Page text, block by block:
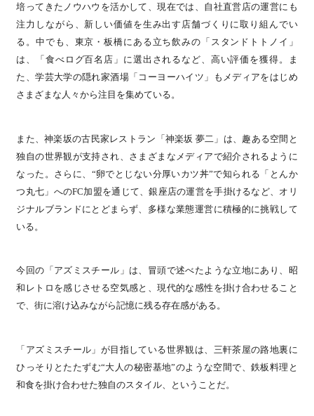
培ってきたノウハウを活かして、現在では、自社直営店の運営にも
注力しながら、新しい価値を生み出す店舗づくりに取り組んでい
る。中でも、東京・板橋にある立ち飲みの「スタンドトトノイ」
は、「食べログ百名店」に選出されるなど、高い評価を獲得。ま
た、学芸大学の隠れ家酒場「コーヨーハイツ」もメディアをはじめ
さまざまな人々から注目を集めている。
また、神楽坂の古民家レストラン「神楽坂 夢二」は、趣ある空間と
独自の世界観が支持され、さまざまなメディアで紹介されるように
なった。さらに、“卵でとじない分厚いカツ丼”で知られる「とんか
つ丸七」へのFC加盟を通じて、銀座店の運営を手掛けるなど、オリ
ジナルブランドにとどまらず、多様な業態運営に積極的に挑戦して
いる。
今回の「アズミスチール」は、冒頭で述べたような立地にあり、昭
和レトロを感じさせる空気感と、現代的な感性を掛け合わせること
で、街に溶け込みながら記憶に残る存在感がある。
「アズミスチール」が目指している世界観は、三軒茶屋の路地裏に
ひっそりとたたずむ“大人の秘密基地”のような空間で、鉄板料理と
和食を掛け合わせた独自のスタイル、ということだ。